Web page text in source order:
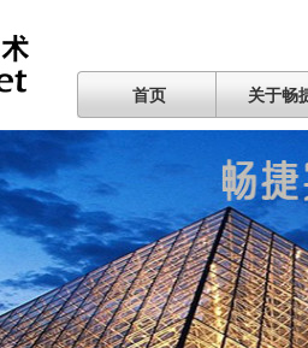
首页 关于畅